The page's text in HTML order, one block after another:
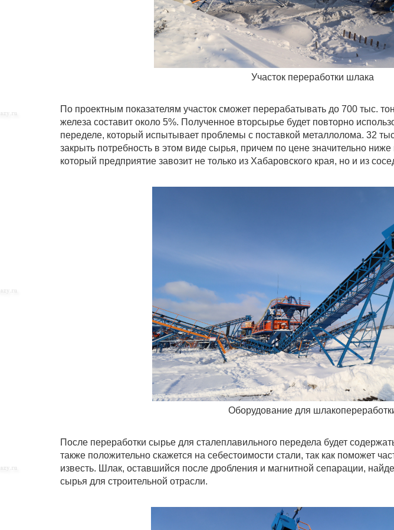
Участок переработки шлака
По проектным показателям участок сможет перерабатывать до 700 тыс.
железа составит около 5%. Полученное вторсырье будет повторно
переделе, который испытывает проблемы с поставкой металлолома. 32
закрыть потребность в этом виде сырья, причем по цене значительно
который предприятие завозит не только из Хабаровского края, но и из
Оборудование для
После переработки сырье для сталеплавильного передела будет
также положительно скажется на себестоимости стали, так как поможет
известь. Шлак, оставшийся после дробления и магнитной сепарации,
сырья для строительной отрасли.